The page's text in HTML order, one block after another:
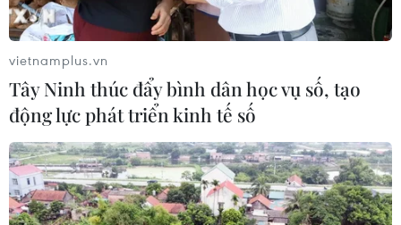
vietnamplus.vn
Tây Ninh thúc đẩy bình dân học vụ số, tạo
động lực phát triển kinh tế số